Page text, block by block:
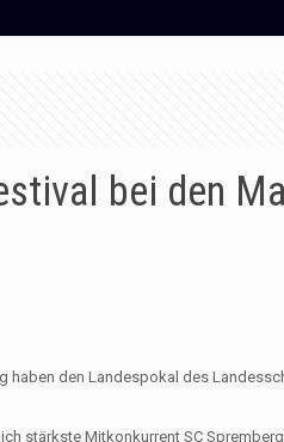
bei den
haben den Landespokal des
stärkste Mitkonkurrent SC